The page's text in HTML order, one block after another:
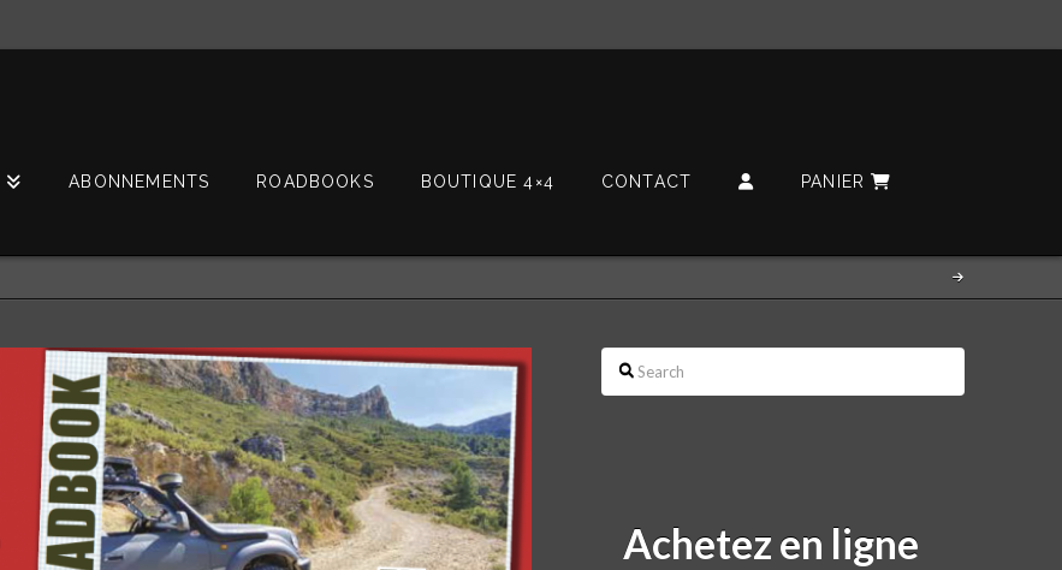
ABONNEMENTS ROADBOOKS BOUTIQUE 4×4 CONTACT PANIER
Search
Achetez en ligne